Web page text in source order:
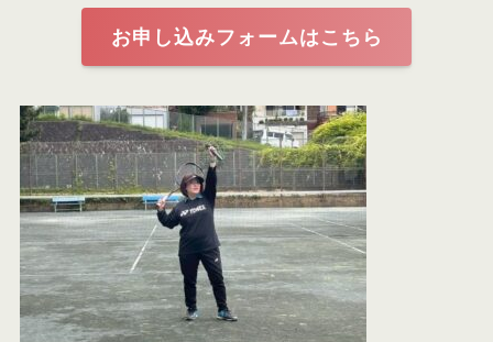
お申し込みフォームはこちら